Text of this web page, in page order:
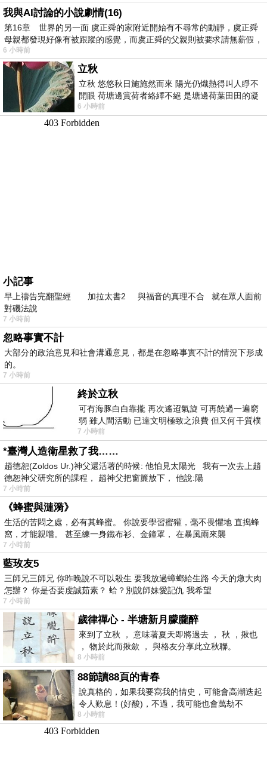
我與AI討論的小說劇情(16)
第16章 世界的另一面 虞正舜的家附近開始有不尋常的動靜，虞正舜
母親都發現好像有被跟蹤的感覺，而虞正舜的父親則被要求請無薪假，
6 小時前
立秋
立秋 悠悠秋日施施然而來 陽光仍熾熱得叫人睜不
開眼 荷塘邊賞荷者絡繹不絕 是塘邊荷葉田田的凝
望 風中飄逸的是映日荷花別樣紅
6 小時前
小記事
早上禱告完翻聖經 加拉太書2 與福音的真理不合 就在眾人面前
對磯法說
7 小時前
忽略事實不計
大部分的政治意見和社會溝通意見，都是在忽略事實不計的情況下形成
的。
7 小時前
終於立秋
可有海豚白白靠攏 再次遙迢氣旋 可再饒過一遍窮
弱 雖人間活動 已達文明極致之浪費 但又何干質樸
者 只能白白陪葬
7 小時前
*臺灣人造衛星救了我……
趙德恕(Zoldos Ur.)神父還活著的時候: 他怕見太陽光 我有一次去上趙
德恕神父研究所的課程， 趙神父把窗簾放下， 他說:陽
7 小時前
《蜂蜜與漣漪》
生活的苦悶之處，必有其蜂蜜。 你說要學習蜜獾，毫不畏懼地 直搗蜂
窩，才能親嚐。 甚至練一身鐵布衫、金鐘罩， 在暴風雨來襲
7 小時前
藍玫友5
三師兄三師兄 你昨晚說不可以殺生 要我放過蟑螂給生路 今天的燉大肉
怎辦？ 你是否要虔誠茹素？ 蛤？別說師妹愛記仇 我希望
7 小時前
歲律禪心 - 半塘新月朦朧醉
來到了立秋 ， 意味著夏天即將過去 ， 秋 ，揪也
， 物於此而揪歛 ， 與格友分享此立秋聯。
8 小時前
88節讀88頁的青春
說真格的，如果我要寫我的情史，可能會高潮迭起
令人歎息！(好酸)，不過，我可能也會萬劫不
復...，每天跪鍵盤還是被判了花心的罪
8 小時前